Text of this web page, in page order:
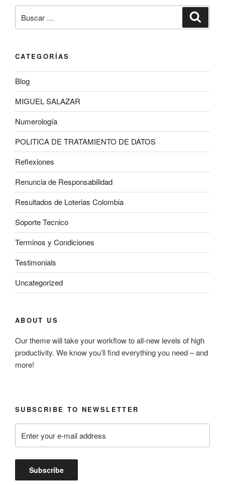
por:
CATEGORÍAS
Blog
MIGUEL SALAZAR
Numerología
POLITICA DE TRATAMIENTO DE DATOS
Reflexiones
Renuncia de Responsabilidad
Resultados de Loterias Colombia
Soporte Tecnico
Terminos y Condiciones
Testimonials
Uncategorized
ABOUT US
Our theme will take your workflow to all-new levels of high
productivity. We know you’ll find everything you need – and
more!
SUBSCRIBE TO NEWSLETTER